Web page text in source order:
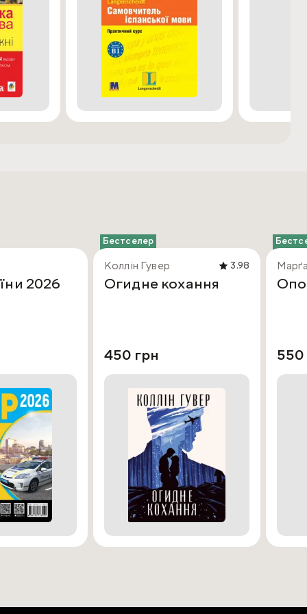
2026
Бестселер
Коллін Гувер 3.98
Огидне кохання
450 грн 550